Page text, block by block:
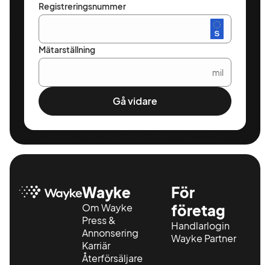
Registreringsnummer
Mätarställning
mil
Gå vidare
Wayke
Om Wayke
Press &
Annonsering
Karriär
Återförsäljare
För
företag
Handlarlogin
Wayke Partner